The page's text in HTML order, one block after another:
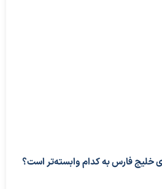
خلیج فارس به کدام وابسته‌تر است؟